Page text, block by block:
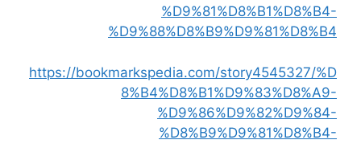
%D9%81%D8%B1%D8%B4-
%D9%88%D8%B9%D9%81%D8%B4
https://bookmarkspedia.com/story4545327/%D
8%B4%D8%B1%D9%83%D8%A9-
%D9%86%D9%82%D9%84-
%D8%B9%D9%81%D8%B4-